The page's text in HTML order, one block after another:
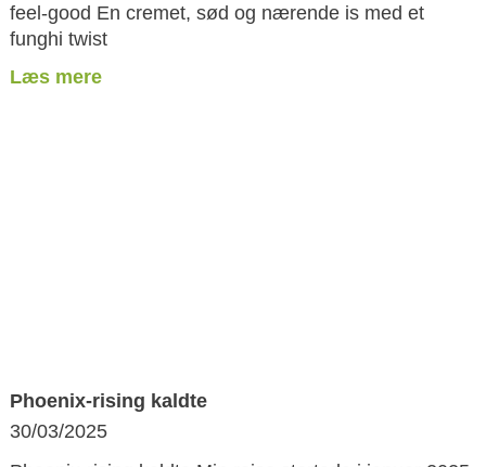
feel-good En cremet, sød og nærende is med et
funghi twist
Læs mere
Phoenix-rising kaldte
30/03/2025